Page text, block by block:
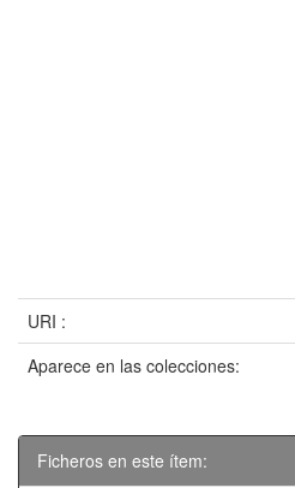
URI :
Aparece en las colecciones:
Ficheros en este ítem: